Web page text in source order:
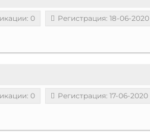
0 Регистрация: 18-06-2020
0 Регистрация: 17-06-2020